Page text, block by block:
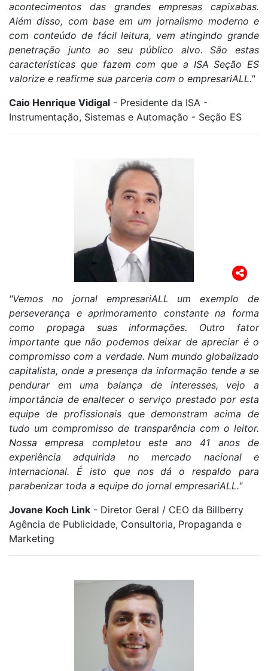
acontecimentos das grandes empresas capixabas.
Além disso, com base em um jornalismo moderno e
com conteúdo de fácil leitura, vem atingindo grande
penetração junto ao seu público alvo. São estas
características que fazem com que a ISA Seção ES
valorize e reafirme sua parceria com o empresariALL."
Caio Henrique Vidigal - Presidente da ISA -
Instrumentação, Sistemas e Automação - Seção ES
"Vemos no jornal empresariALL um exemplo de
perseverança e aprimoramento constante na forma
como propaga suas informações. Outro fator
importante que não podemos deixar de apreciar é o
compromisso com a verdade. Num mundo globalizado
capitalista, onde a presença da informação tende a se
pendurar em uma balança de interesses, vejo a
importância de enaltecer o serviço prestado por esta
equipe de profissionais que demonstram acima de
tudo um compromisso de transparência com o leitor.
Nossa empresa completou este ano 41 anos de
experiência adquirida no mercado nacional e
internacional. É isto que nos dá o respaldo para
parabenizar toda a equipe do jornal empresariALL."
Jovane Koch Link - Diretor Geral / CEO da Billberry
Agência de Publicidade, Consultoria, Propaganda e
Marketing